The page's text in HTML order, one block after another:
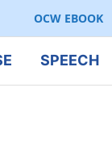
OCW EBOOK
SPEECH